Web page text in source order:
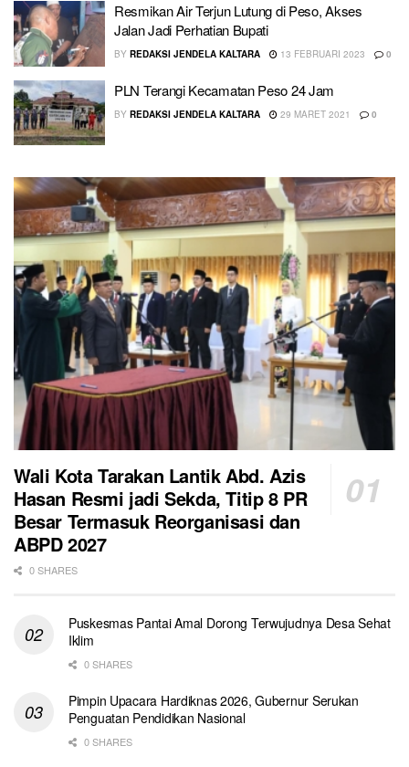
Resmikan Air Terjun Lutung di Peso, Akses
Jalan Jadi Perhatian Bupati
BY REDAKSI JENDELA KALTARA 13 FEBRUARI 2023 0
PLN Terangi Kecamatan Peso 24 Jam
BY REDAKSI JENDELA KALTARA 29 MARET 2021 0
Wali Kota Tarakan Lantik Abd. Azis
Hasan Resmi jadi Sekda, Titip 8 PR
Besar Termasuk Reorganisasi dan
ABPD 2027
0 SHARES
Puskesmas Pantai Amal Dorong Terwujudnya Desa Sehat
Iklim
0 SHARES
Pimpin Upacara Hardiknas 2026, Gubernur Serukan
Penguatan Pendidikan Nasional
0 SHARES